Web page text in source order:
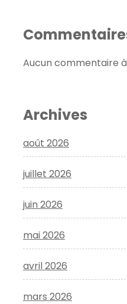
Aucun commentaire
Archives
août 2026
juillet 2026
juin 2026
mai 2026
avril 2026
mars 2026